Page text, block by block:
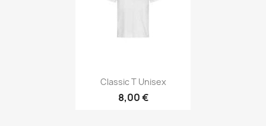
Anteprima
Classic T Unisex
8,00 €